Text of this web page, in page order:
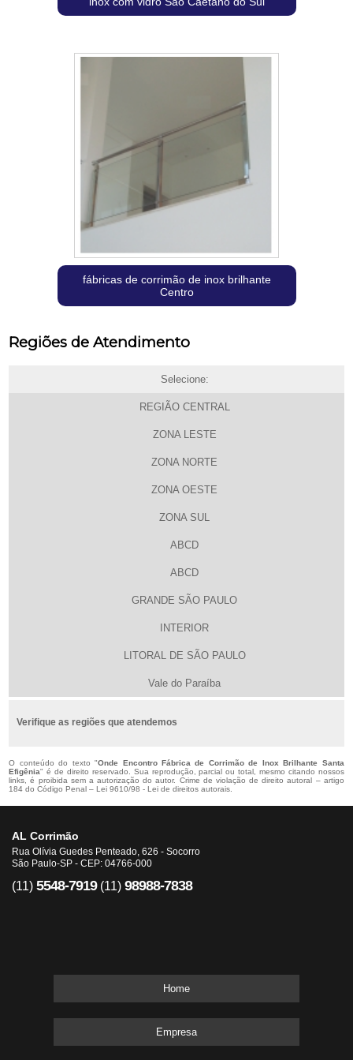
fábricas de corrimão de inox brilhante
Centro
Regiões de Atendimento
Selecione:
REGIÃO CENTRAL
ZONA LESTE
ZONA NORTE
ZONA OESTE
ZONA SUL
ABCD
ABCD
GRANDE SÃO PAULO
INTERIOR
LITORAL DE SÃO PAULO
Vale do Paraíba
Verifique as regiões que atendemos
O conteúdo do texto "Onde Encontro Fábrica de Corrimão de Inox Brilhante Santa
Efigênia" é de direito reservado. Sua reprodução, parcial ou total, mesmo citando nossos
links, é proibida sem a autorização do autor. Crime de violação de direito autoral – artigo
184 do Código Penal –Lei 9610/98 - Lei de direitos autorais
AL Corrimão
Rua Olívia Guedes Penteado, 626 - Socorro
São Paulo-SP - CEP: 04766-000
(11) 5548-7919 (11) 98988-7838
Home
Empresa